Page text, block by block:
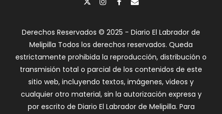
Derechos Reservados © 2025 - Diario El Labrador de
Melipilla Todos los derechos reservados. Queda
estrictamente prohibida la reproducción, distribución o
transmisión total o parcial de los contenidos de este
sitio web, incluyendo textos, imágenes, videos y
cualquier otro material, sin la autorización expresa y
por escrito de Diario El Labrador de Melipilla. Para